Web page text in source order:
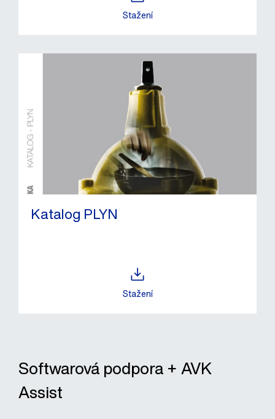
Stažení
Katalog PLYN
Stažení
Softwarová podpora + AVK
Assist